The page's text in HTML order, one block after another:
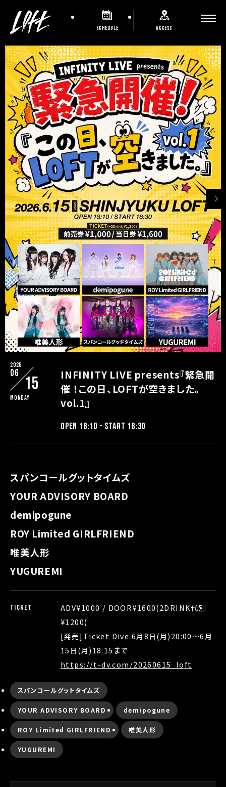
SCHEDULE ACCESS
2026
06
15
Monday
INFINITY LIVE presents『緊急開
催 ！この日、LOFTが空きました。
vol.1』
OPEN 18:10 - START 18:30
スパンコールグットタイムズ
YOUR ADVISORY BOARD
demipogune
ROY Limited GIRLFRIEND
唯美人形
YUGUREMI
TICKET
ADV¥1000 / DOOR¥1600(2DRINK代別
¥1200)
[発売]Ticket Dive 6月8日(月)20:00〜6月
15日(月)18:15まで
https://t-dv.com/20260615_loft
スパンコールグットタイムズ
YOUR ADVISORY BOARD demipogune
ROY Limited GIRLFRIEND 唯美人形
YUGUREMI